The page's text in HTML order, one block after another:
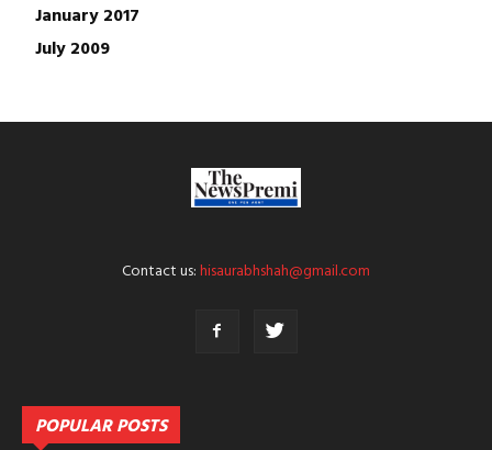
January 2017
July 2009
Contact us:hisaurabhshah@gmail.com
POPULAR POSTS